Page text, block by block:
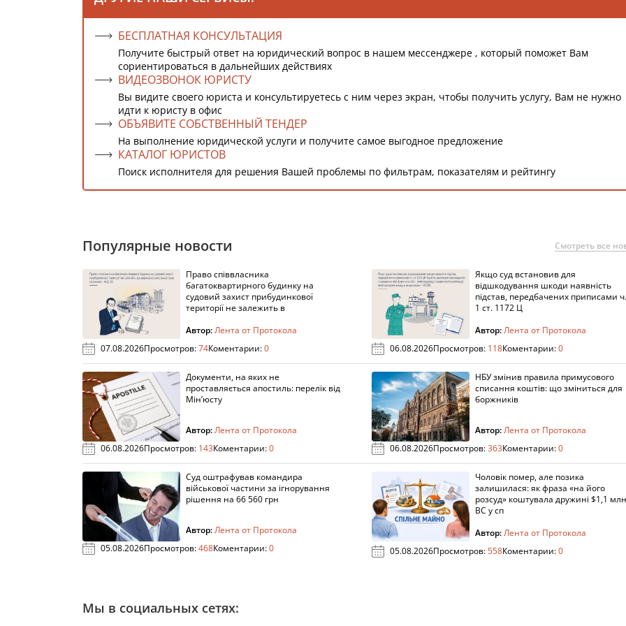
БЕСПЛАТНАЯ КОНСУЛЬТАЦИЯ
Получите быстрый ответ на юридический вопрос в нашем мессенджере , который поможет Вам
сориентироваться в дальнейших действиях
ВИДЕОЗВОНОК ЮРИСТУ
Вы видите своего юриста и консультируетесь с ним через экран, чтобы получить услугу, Вам не нужно
идти к юристу в офис
ОБЪЯВИТЕ СОБСТВЕННЫЙ ТЕНДЕР
На выполнение юридической услуги и получите самое выгодное предложение
КАТАЛОГ ЮРИСТОВ
Поиск исполнителя для решения Вашей проблемы по фильтрам, показателям и рейтингу
Популярные новости Смотреть все
Право співвласника
багатоквартирного будинку на
судовий захист прибудинкової
території не залежить в
Автор:Лента от Протокола
07.08.2026Просмотров:74Коментарии:0
Якщо суд встановив для
відшкодування шкоди наявність
підстав, передбачених приписами ч.
1 ст. 1172 Ц
Автор:Лента от Протокола
06.08.2026Просмотров: 118Коментарии:0
Документи, на яких не
проставляється апостиль: перелік від
Мін’юсту
Автор:Лента от Протокола
06.08.2026Просмотров: 143Коментарии:0
НБУ змінив правила примусового
списання коштів: що зміниться для
боржників
Автор:Лента от Протокола
06.08.2026Просмотров:363Коментарии:0
Суд оштрафував командира
військової частини за ігнорування
рішення на 66 560 грн
Автор:Лента от Протокола
05.08.2026Просмотров:468Коментарии:0
Чоловік помер, але позика
залишилася: як фраза «на його
розсуд» коштувала дружині $1,1
ВС у сп
Автор:Лента от Протокола
05.08.2026Просмотров:558Коментарии:0
Мы в социальных сетях: